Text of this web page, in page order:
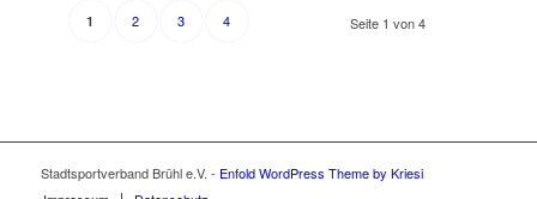
Seite 1 von 4
1 2 3 4
Stadtsportverband Brühl e.V. - Enfold WordPress Theme by Kriesi